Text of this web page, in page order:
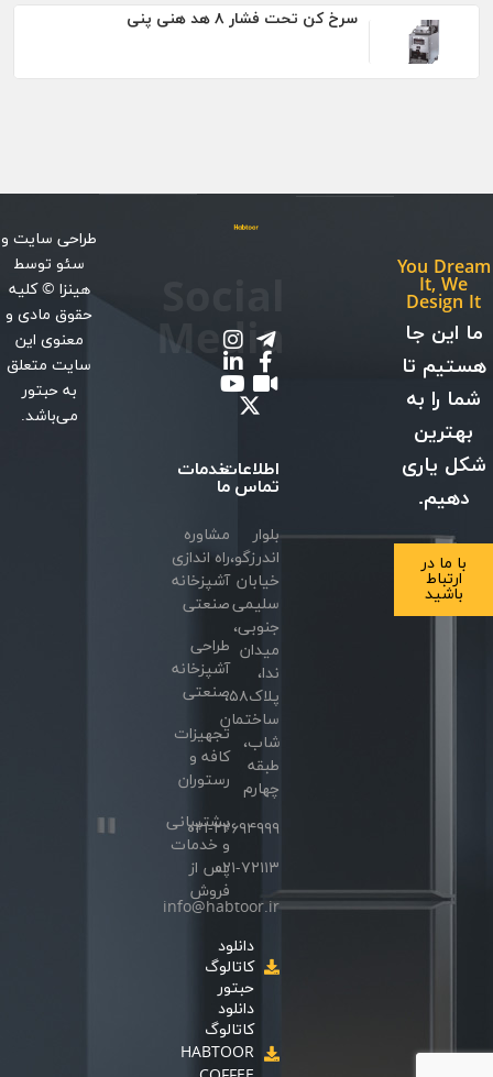
سرخ کن تحت فشار ۸ هد هنی پنی
You Dream
It, We
Design It
ما این جا
هستیم تا
شما را به
بهترین
شکل یاری
دهیم.
با ما در
ارتباط
باشید
اطلاعات
تماس
بلوار
اندرزگو،
خیابان
سلیمی
جنوبی،
میدان
ندا،
پلاک۵۸،
ساختمان
شاب،
طبقه
چهارم
۰۲۱-۲۲۶۹۴۹۹۹
۰۲۱-۷۲۱۱۳
info@habtoor.ir
دانلود
کاتالوگ
حبتور
دانلود
کاتالوگ
HABTOOR
Media
خدمات
ما
مشاوره
راه اندازی
آشپزخانه
صنعتی
طراحی
آشپزخانه
صنعتی
تجهیزات
کافه و
رستوران
پشتیبانی
و خدمات
پس از
فروش
طراحی سایتو
سئوتوسط
هینزا © کلیه
حقوق مادی و
معنوی این
سایت متعلق
به حبتور
می‌باشد.